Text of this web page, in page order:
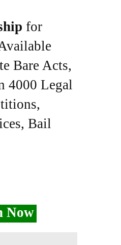
for
Bare Acts,
4000 Legal
Bail
Now